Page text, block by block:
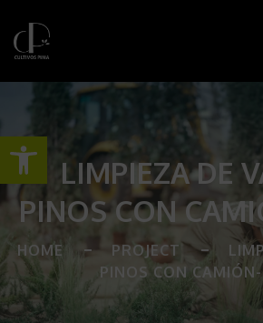
Open toolbar
LIMPIEZA DE
PINOS CON
HOME PROJECT
PINOS CON